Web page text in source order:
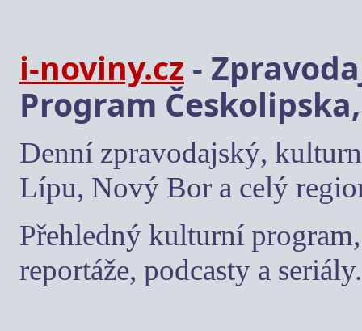
i-noviny.cz -
Program
Denní zpravodajský,
Lípu, Nový Bor a celý
Přehledný kulturní
reportáže, podcasty a seriály.